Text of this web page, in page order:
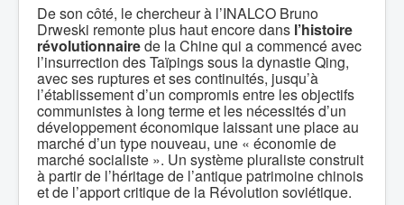
De son côté, le chercheur à l’INALCO Bruno
Drweski remonte plus haut encore dans l’histoire
révolutionnairede la Chine qui a commencé avec
l’insurrection des Taïpings sous la dynastie Qing,
avec ses ruptures et ses continuités, jusqu’à
l’établissement d’un compromis entre les objectifs
communistes à long terme et les nécessités d’un
développement économique laissant une place au
marché d’un type nouveau, une « économie de
marché socialiste ». Un système pluraliste construit
à partir de l’héritage de l’antique patrimoine chinois
et de l’apport critique de la Révolution soviétique.